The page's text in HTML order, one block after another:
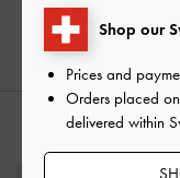
Shop our
Prices and
Orders placed on
delivered within